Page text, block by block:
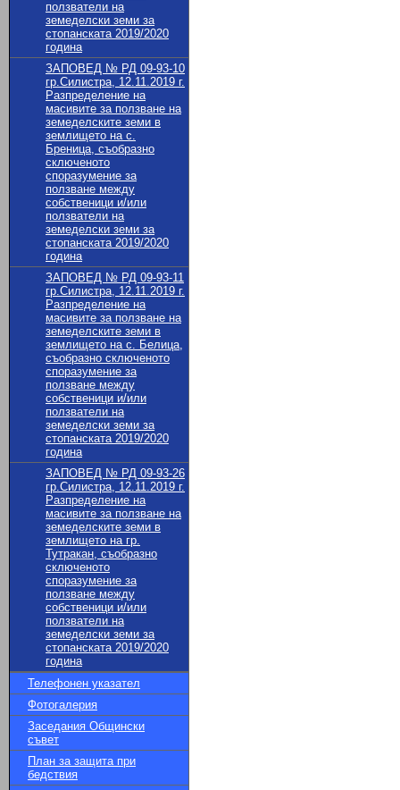
ползватели на
земеделски земи за
стопанската 2019/2020
година
ЗАПОВЕД № РД 09-93-10
гр.Силистра, 12.11.2019 г.
Разпределение на
масивите за ползване на
земеделските земи в
землището на с.
Бреница, съобразно
сключеното
споразумение за
ползване между
собственици и/или
ползватели на
земеделски земи за
стопанската 2019/2020
година
ЗАПОВЕД № РД 09-93-11
гр.Силистра, 12.11.2019 г.
Разпределение на
масивите за ползване на
земеделските земи в
землището на с. Белица,
съобразно сключеното
споразумение за
ползване между
собственици и/или
ползватели на
земеделски земи за
стопанската 2019/2020
година
ЗАПОВЕД № РД 09-93-26
гр.Силистра, 12.11.2019 г.
Разпределение на
масивите за ползване на
земеделските земи в
землището на гр.
Тутракан, съобразно
сключеното
споразумение за
ползване между
собственици и/или
ползватели на
земеделски земи за
стопанската 2019/2020
година
Телефонен указател
Фотогалерия
Заседания Общински
съвет
План за защита при
бедствия